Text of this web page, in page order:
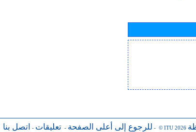
للرجوع إلى أعلى الصفحة - تعليقات - اتصل بنا - © ITU 2026